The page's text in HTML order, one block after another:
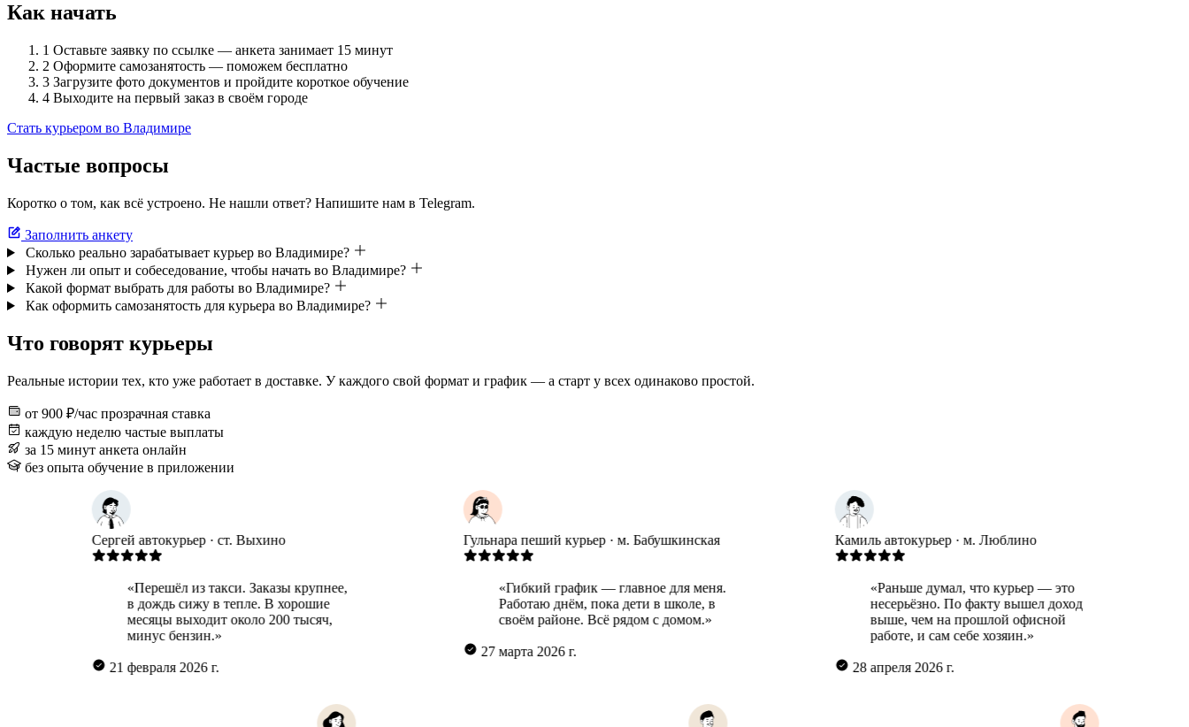
Как начать
1 Оставьте заявку по ссылке — анкета занимает 15 минут
2 Оформите самозанятость — поможем бесплатно
3 Загрузите фото документов и пройдите короткое обучение
4 Выходите на первый заказ в своём городе
Стать курьером во Владимире
Частые вопросы
Коротко о том, как всё устроено. Не нашли ответ? Напишите нам в Telegram.
Заполнить анкету
Сколько реально зарабатывает курьер во Владимире?
Нужен ли опыт и собеседование, чтобы начать во Владимире?
Какой формат выбрать для работы во Владимире?
Как оформить самозанятость для курьера во Владимире?
Что говорят курьеры
Реальные истории тех, кто уже работает в доставке. У каждого свой формат и график — а старт у всех одинаково простой.
от 900 ₽/час прозрачная ставка
каждую неделю частые выплаты
за 15 минут анкета онлайн
без опыта обучение в приложении
автокурьер · ст. Выхино
«Перешёл из такси. Заказы крупнее,
в дождь сижу в тепле. В хорошие
месяцы выходит около 200 тысяч,
минус бензин.»
21 февраля 2026 г.
пеший курьер · м. Бабушкинская
«Гибкий график — главное для меня.
Работаю днём, пока дети в школе, в
своём районе. Всё рядом с домом.»
27 марта 2026 г.
автокурьер · м. Люблино
«Раньше думал, что курьер — это
несерьёзно. По факту вышел доход
выше, чем на прошлой офисной
работе, и сам себе хозяин.»
28 апреля 2026 г.